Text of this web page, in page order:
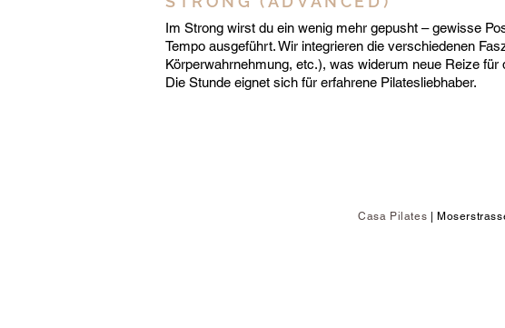
Im Strong wirst du ein wenig mehr gepusht – gewisse
Tempo ausgeführt. Wir integrieren die verschiedenen
Körperwahrnehmung, etc.), was widerum neue Reize
Die Stunde eignet sich für erfahrene Pilatesliebhaber.
Casa Pilates |